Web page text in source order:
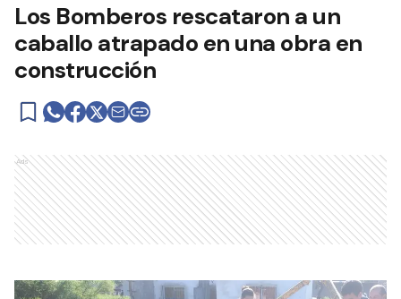
Los Bomberos rescataron a un
caballo atrapado en una obra en
construcción
Ads